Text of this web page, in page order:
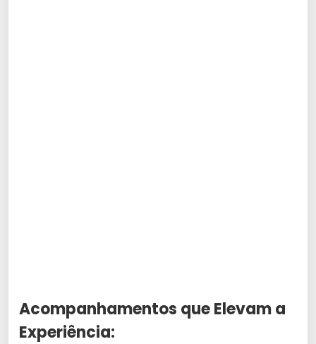
Acompanhamentos que Elevam a
Experiência: